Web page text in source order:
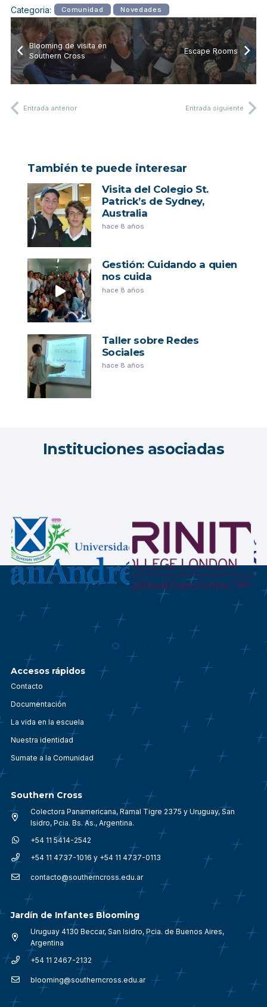
Categoria: Comunidad Novedades
Blooming de visita en
Southern Cross
Escape Rooms
Entrada anterior Entrada siguiente
También te puede interesar
Visita del Colegio St.
Patrick’s de Sydney,
Australia
hace 8 años
Gestión: Cuidando a quien
nos cuida
hace 8 años
Taller sobre Redes
Sociales
hace 8 años
Instituciones asociadas
Accesos rápidos
Contacto
Documentación
La vida en la escuela
Nuestra identidad
Sumate a la Comunidad
Southern Cross
Colectora Panamericana, Ramal Tigre 2375 y Uruguay, San
Isidro, Pcia. Bs. As., Argentina.
+54 11 5414-2542
+54 11 4737-1016 y +54 11 4737-0113
contacto@southerncross.edu.ar
Jardín de Infantes Blooming
Uruguay 4130 Beccar, San Isidro, Pcia. de Buenos Aires,
Argentina
+54 11 2467-2132
blooming@southerncross.edu.ar